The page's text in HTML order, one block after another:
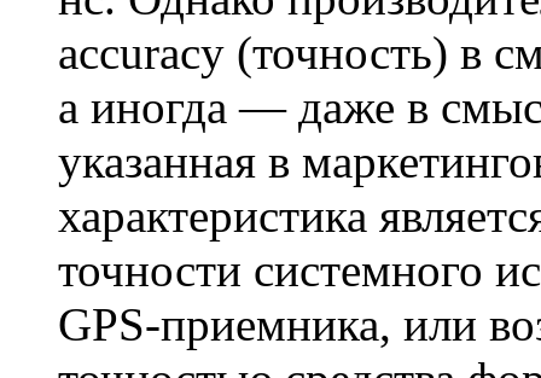
accuracy (точность) в
а иногда — даже в
указанная в
характеристика
точности системного
GPS-приемника, или